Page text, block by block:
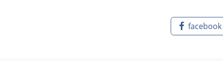
facebook